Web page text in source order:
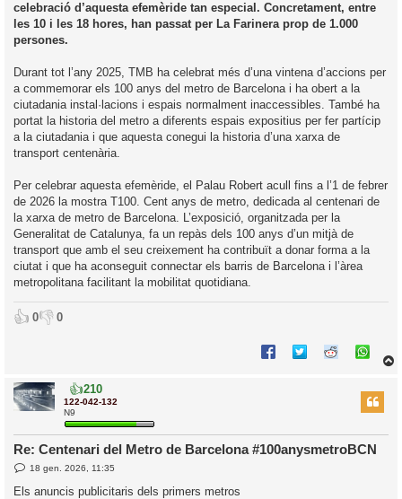
celebració d’aquesta efemèride tan especial. Concretament, entre
les 10 i les 18 hores, han passat per La Farinera prop de 1.000
persones.
Durant tot l’any 2025, TMB ha celebrat més d’una vintena d’accions per
a commemorar els 100 anys del metro de Barcelona i ha obert a la
ciutadania instal·lacions i espais normalment inaccessibles. També ha
portat la historia del metro a diferents espais expositius per fer partícip
a la ciutadania i que aquesta conegui la historia d’una xarxa de
transport centenària.
Per celebrar aquesta efemèride, el Palau Robert acull fins a l’1 de febrer
de 2026 la mostra T100. Cent anys de metro, dedicada al centenari de
la xarxa de metro de Barcelona. L’exposició, organitzada per la
Generalitat de Catalunya, fa un repàs dels 100 anys d’un mitjà de
transport que amb el seu creixement ha contribuït a donar forma a la
ciutat i que ha aconseguit connectar els barris de Barcelona i l’àrea
metropolitana facilitant la mobilitat quotidiana.
👍 0👎 0
👍210
122-042-132
N9
Re: Centenari del Metro de Barcelona #100anysmetroBCN
E
t
18 gen. 2026, 11:35
Els anuncis publicitaris dels primers metros